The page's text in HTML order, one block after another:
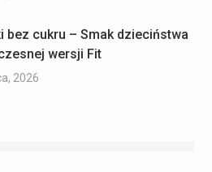
bez cukru – Smak dzieciństwa
wersji Fit
2026